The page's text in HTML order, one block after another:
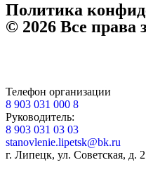
Политика
© 2026 Все
Телефон организации
8 903 031 000 8
Руководитель:
8 903 031 03 03
stanovlenie.lipetsk@bk.ru
г. Липецк, ул. Советская, д.